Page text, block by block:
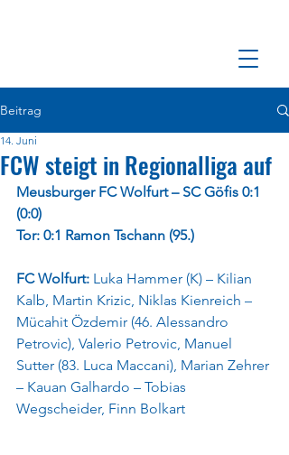
Beitrag
FCW steigt in Regionalliga auf
14. Juni
Meusburger FC Wolfurt – SC Göfis 0:1
(0:0)
Tor: 0:1 Ramon Tschann (95.)
FC Wolfurt: Luka Hammer (K) – Kilian
Kalb, Martin Krizic, Niklas Kienreich –
Mücahit Özdemir (46. Alessandro
Petrovic), Valerio Petrovic, Manuel
Sutter (83. Luca Maccani), Marian Zehrer
– Kauan Galhardo – Tobias
Wegscheider, Finn Bolkart